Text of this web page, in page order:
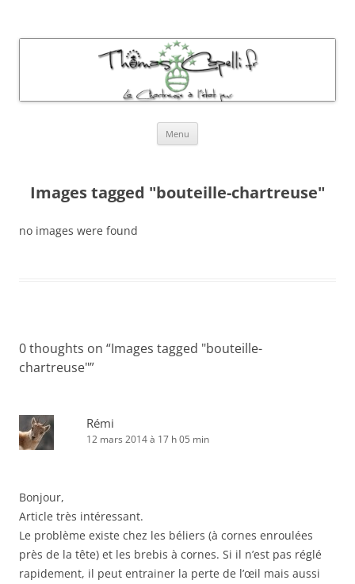
Menu
Images tagged "bouteille-chartreuse"
no images were found
0 thoughts on “Images tagged "bouteille-
chartreuse"”
Rémi
12 mars 2014 à 17 h 05 min
Bonjour,
Article très intéressant.
Le problème existe chez les béliers (à cornes enroulées
près de la tête) et les brebis à cornes. Si il n’est pas réglé
rapidement, il peut entrainer la perte de l’œil mais aussi